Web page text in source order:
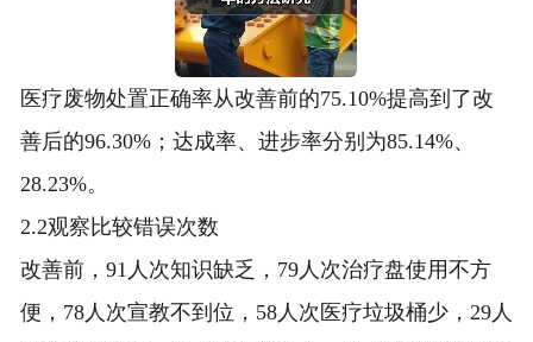
医疗废物处置正确率从改善前的75.10%提高到了改
善后的96.30%；达成率、进步率分别为85.14%、
28.23%。
2.2观察比较错误次数
改善前，91人次知识缺乏，79人次治疗盘使用不方
便，78人次宣教不到位，58人次医疗垃圾桶少，29人